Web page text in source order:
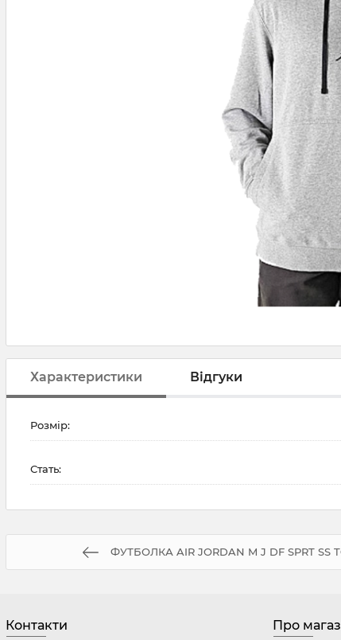
Характеристики Відгуки
Розмір:
Стать:
ФУТБОЛКА AIR JORDAN M J DF SPRT SS
Контакти Про